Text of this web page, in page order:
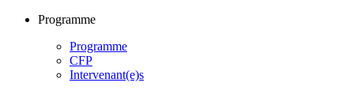
Programme
Programme
CFP
Intervenant(e)s